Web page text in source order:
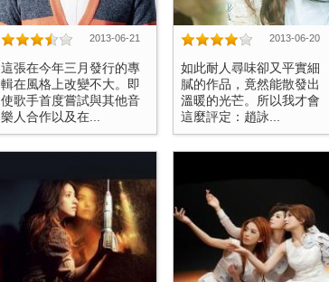
2013-06-21
這張在今年三月發行的專
輯在風格上改變不大。即
使歌手首度嘗試與其他音
樂人合作以及在...
2013-06-20
如此耐人尋味卻又平實細
膩的作品，竟然能散發出
溫暖的光芒。所以我才會
這麼評定：趙詠...